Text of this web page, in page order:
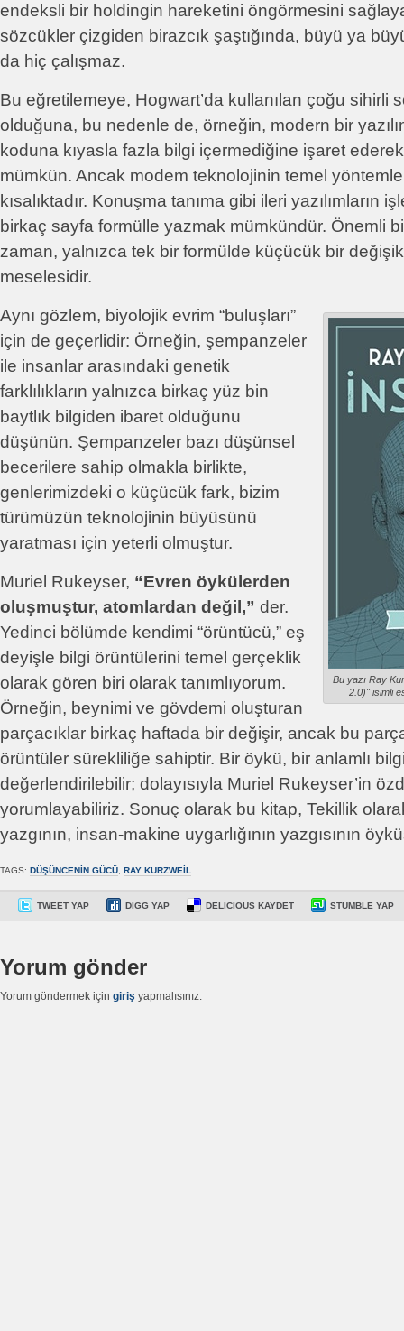
endeksli bir holdingin hareketini öngörmesini
sözcükler çizgiden birazcık şaştığında, büyü ya
da hiç çalışmaz.
Bu eğretilemeye, Hogwart’da kullanılan çoğu sihirli
olduğuna, bu nedenle de, örneğin, modern bir
koduna kıyasla fazla bilgi içermediğine işaret ederek
mümkün. Ancak modem teknolojinin temel
kısalıktadır. Konuşma tanıma gibi ileri yazılımların
birkaç sayfa formülle yazmak mümkündür. Önemli
zaman, yalnızca tek bir formülde küçücük bir
meselesidir.
Bu yazı Ray
2.0)'' isimli
Aynı gözlem, biyolojik evrim “buluşları”
için de geçerlidir: Örneğin, şempanzeler
ile insanlar arasındaki genetik
farklılıkların yalnızca birkaç yüz bin
baytlık bilgiden ibaret olduğunu
düşünün. Şempanzeler bazı düşünsel
becerilere sahip olmakla birlikte,
genlerimizdeki o küçücük fark, bizim
türümüzün teknolojinin büyüsünü
yaratması için yeterli olmuştur.
Muriel Rukeyser, “Evren öykülerden
oluşmuştur, atomlardan değil,” der.
Yedinci bölümde kendimi “örüntücü,” eş
deyişle bilgi örüntülerini temel gerçeklik
olarak gören biri olarak tanımlıyorum.
Örneğin, beynimi ve gövdemi oluşturan
parçacıklar birkaç haftada bir değişir, ancak bu
örüntüler sürekliliğe sahiptir. Bir öykü, bir anlamlı
değerlendirilebilir; dolayısıyla Muriel Rukeyser’in
yorumlayabiliriz. Sonuç olarak bu kitap, Tekillik olarak
yazgının, insan-makine uygarlığının yazgısının
TAGS: DÜŞÜNCENIN GÜCÜ RAY KURZWEIL
TWEET YAP DIGG YAP DELICIOUS KAYDET STUMBLE YAP
Yorum gönder
Yorum göndermek için giriş yapmalısınız.